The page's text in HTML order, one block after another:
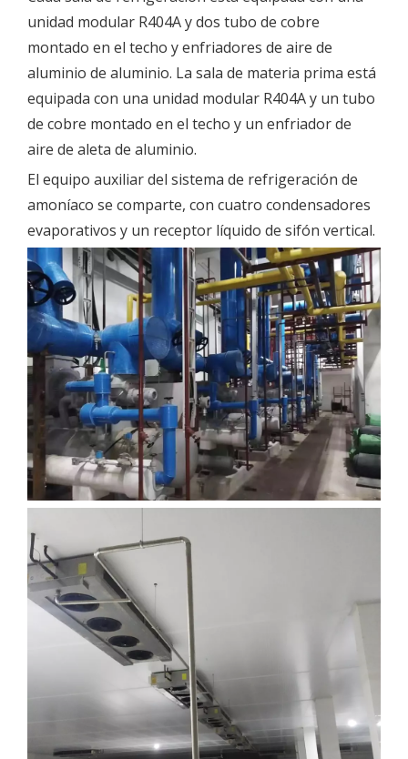
unidad modular R404A y dos tubo de cobre
montado en el techo y enfriadores de aire de
aluminio de aluminio. La sala de materia prima está
equipada con una unidad modular R404A y un tubo
de cobre montado en el techo y un enfriador de
aire de aleta de aluminio.
El equipo auxiliar del sistema de refrigeración de
amoníaco se comparte, con cuatro condensadores
evaporativos y un receptor líquido de sifón vertical.